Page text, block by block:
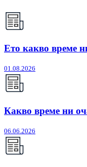
Ето какво време
01.08.2026
Какво време ни
06.06.2026